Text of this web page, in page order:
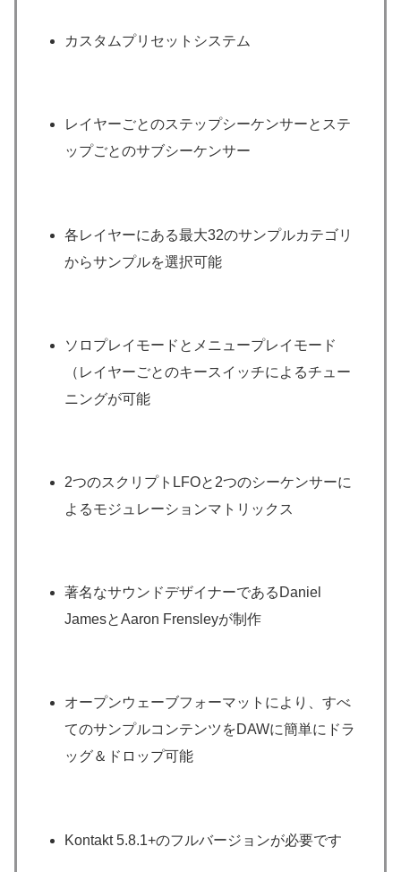
カスタムプリセットシステム
レイヤーごとのステップシーケンサーとステ
ップごとのサブシーケンサー
各レイヤーにある最大32のサンプルカテゴリ
からサンプルを選択可能
ソロプレイモードとメニュープレイモード
（レイヤーごとのキースイッチによるチュー
ニングが可能
2つのスクリプトLFOと2つのシーケンサーに
よるモジュレーションマトリックス
著名なサウンドデザイナーであるDaniel
JamesとAaron Frensleyが制作
オープンウェーブフォーマットにより、すべ
てのサンプルコンテンツをDAWに簡単にドラ
ッグ＆ドロップ可能
Kontakt 5.8.1+のフルバージョンが必要です